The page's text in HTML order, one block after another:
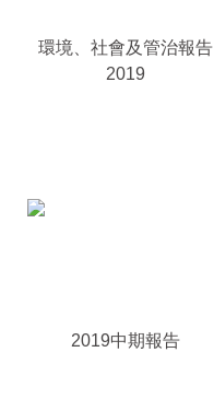
環境、社會及管治報告
2019
2019中期報告